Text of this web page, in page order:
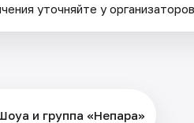
уточняйте у
и группа «Непара»